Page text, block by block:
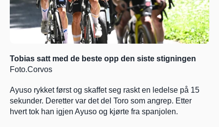
Foto.Corvos
Ayuso rykket først og skaffet seg raskt en ledelse på 15
sekunder. Deretter var det del Toro som angrep. Etter
hvert tok han igjen Ayuso og kjørte fra spanjolen.